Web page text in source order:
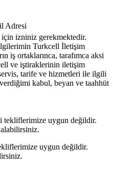
Adresi
izniniz gerekmektedir.
Turkcell İletişim
iş ortaklarınca, tarafımca aksi
ve iştiraklerinin iletişim
tarife ve hizmetleri ile ilgili
kabul, beyan ve taahhüt
tekliflerimize uygun değildir.
uygun değildir.